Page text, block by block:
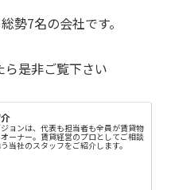
勢7名の会社です。
ら是非ご覧下さい
ョンは、代表も担当者も全員が賃貸物
ーナー。賃貸経営のプロとしてご相談
当社のスタッフをご紹介します。